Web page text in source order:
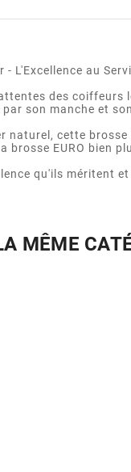
- L'Excellence au
des coiffeurs
par son manche et
naturel, cette
brosse EURO bien
qu'ils méritent
MÊME